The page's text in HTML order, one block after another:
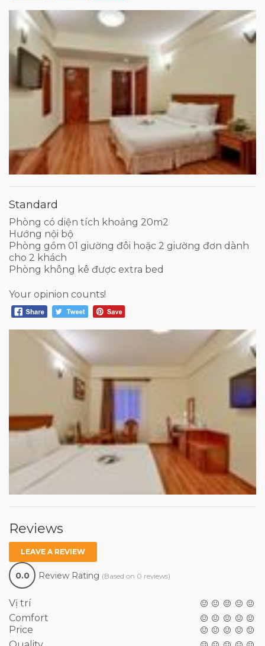
Standard
Phòng có diện tích khoảng 20m2
Hướng nội bộ
Phòng gồm 01 giường đôi hoặc 2 giường đơn dành
cho 2 khách
Phòng không kê được extra bed
Your opinion counts!
Reviews
LEAVE A REVIEW
0.0 Review Rating (Based on 0 reviews)
Vị trí
Comfort
Price